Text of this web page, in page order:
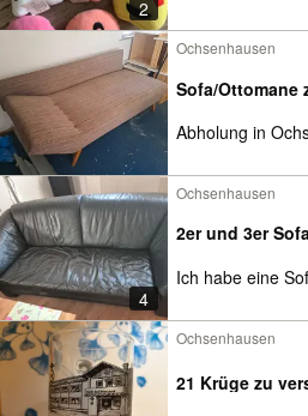
2
Ochsenhausen
Sofa/Ottomane
Abholung in
4
Ochsenhausen
2er und 3er
Ich habe eine
Ochsenhausen
21 Krüge zu